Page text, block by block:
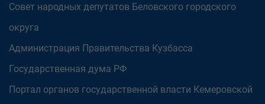
Совет народных депутатов Беловского городского
округа
Администрация Правительства Кузбасса
Государственная дума РФ
Портал органов государственной власти Кемеровской